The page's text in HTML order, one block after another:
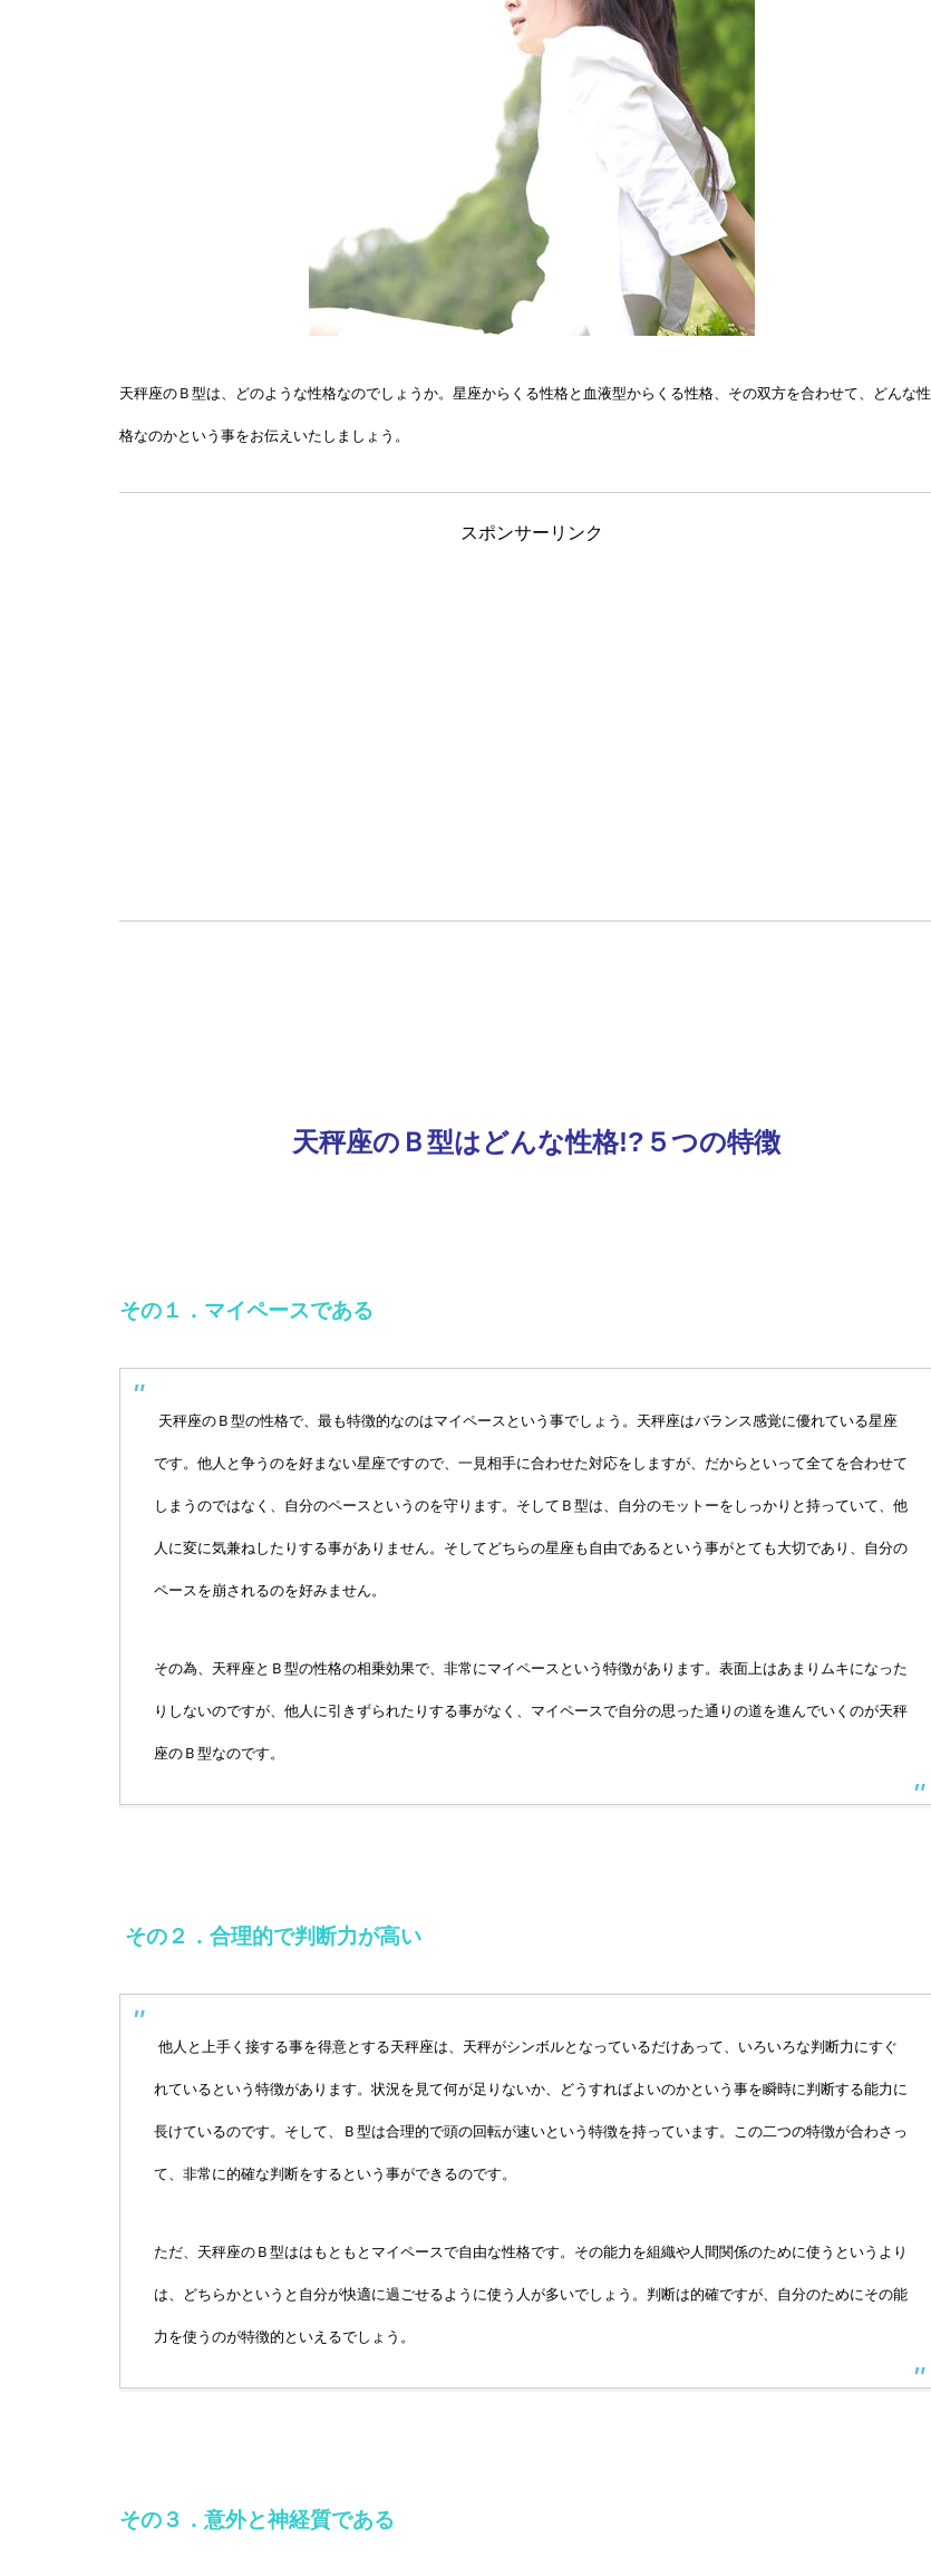
天秤座のＢ型は、どのような性格なのでしょうか。星座からくる性格と血液型からくる性格、その双方を合わせて、どんな性
格なのかという事をお伝えいたしましょう。
スポンサーリンク
天秤座のＢ型はどんな性格!?５つの特徴
その１．マイペースである
天秤座のＢ型の性格で、最も特徴的なのはマイペースという事でしょう。天秤座はバランス感覚に優れている星座
です。他人と争うのを好まない星座ですので、一見相手に合わせた対応をしますが、だからといって全てを合わせて
しまうのではなく、自分のペースというのを守ります。そしてＢ型は、自分のモットーをしっかりと持っていて、他
人に変に気兼ねしたりする事がありません。そしてどちらの星座も自由であるという事がとても大切であり、自分の
ペースを崩されるのを好みません。
その為、天秤座とＢ型の性格の相乗効果で、非常にマイペースという特徴があります。表面上はあまりムキになった
りしないのですが、他人に引きずられたりする事がなく、マイペースで自分の思った通りの道を進んでいくのが天秤
座のＢ型なのです。
その２．合理的で判断力が高い
他人と上手く接する事を得意とする天秤座は、天秤がシンボルとなっているだけあって、いろいろな判断力にすぐ
れているという特徴があります。状況を見て何が足りないか、どうすればよいのかという事を瞬時に判断する能力に
長けているのです。そして、Ｂ型は合理的で頭の回転が速いという特徴を持っています。この二つの特徴が合わさっ
て、非常に的確な判断をするという事ができるのです。
ただ、天秤座のＢ型ははもともとマイペースで自由な性格です。その能力を組織や人間関係のために使うというより
は、どちらかというと自分が快適に過ごせるように使う人が多いでしょう。判断は的確ですが、自分のためにその能
力を使うのが特徴的といえるでしょう。
その３．意外と神経質である